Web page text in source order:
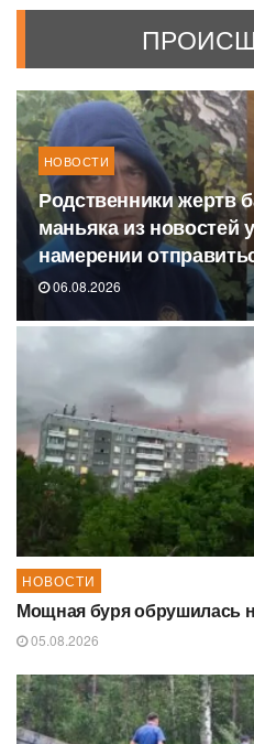
НОВОСТИ
Родственники жертв
маньяка из новостей
намерении
06.08.2026
НОВОСТИ
Мощная буря обрушилась
05.08.2026